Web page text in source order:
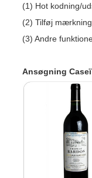
(1) Hot kodning/
(2) Tilføj
(3) Andre
Ansøgning